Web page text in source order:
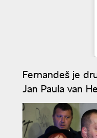
Fernandeš je
Jan Paula van